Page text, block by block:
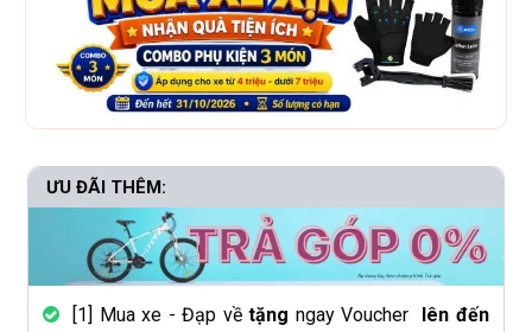
ƯU ĐÃI THÊM:
[1] Mua xe - Đạp vềtặng ngay Voucher lên đến